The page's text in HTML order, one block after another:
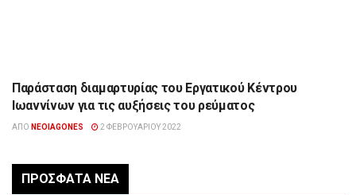
ΉΠΕΙΡΟΣ
Παράσταση διαμαρτυρίας του Εργατικού Κέντρου
Ιωαννίνων για τις αυξήσεις του ρεύματος
ΑΠΌ NEOIAGONES 2 ΦΕΒΡΟΥΑΡΊΟΥ 2022
ΠΡΌΣΦΑΤΑ ΝΈΑ